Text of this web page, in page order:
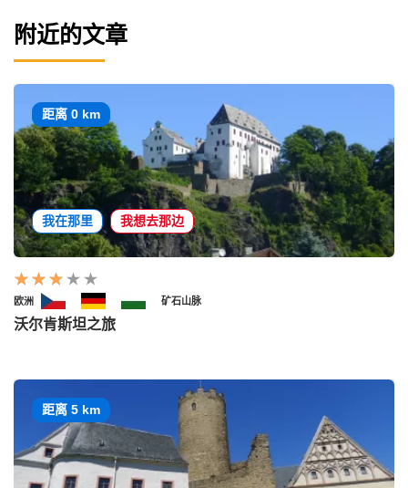
附近的文章
距离 0 km
我在那里 我想去那边
欧洲 矿石山脉
沃尔肯斯坦之旅
距离 5 km